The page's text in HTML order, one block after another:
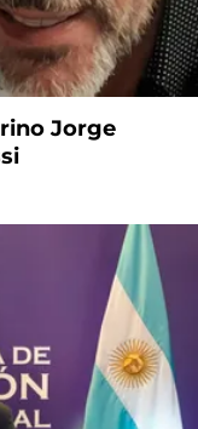
Jorge